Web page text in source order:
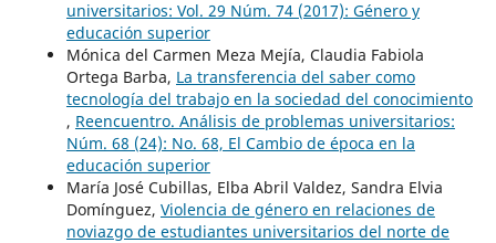
universitarios: Vol. 29 Núm. 74 (2017): Género y
educación superior
Mónica del Carmen Meza Mejía, Claudia Fabiola
Ortega Barba, La transferencia del saber como
tecnología del trabajo en la sociedad del conocimiento
, Reencuentro. Análisis de problemas universitarios:
Núm. 68 (24): No. 68, El Cambio de época en la
educación superior
María José Cubillas, Elba Abril Valdez, Sandra Elvia
Domínguez, Violencia de género en relaciones de
noviazgo de estudiantes universitarios del norte de